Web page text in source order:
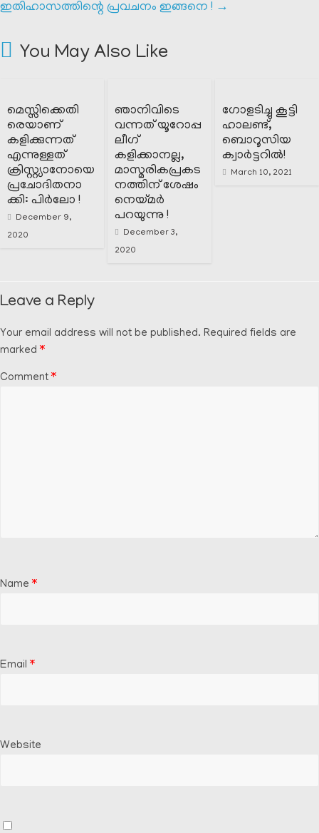
ഇതിഹാസത്തിന്റെ പ്രവചനം ഇങ്ങനെ ! →
You May Also Like
മെസ്സിക്കെതി
രെയാണ്
കളിക്കുന്നത്
എന്നുള്ളത്
ക്രിസ്റ്റ്യാനോയെ
പ്രചോദിതനാ
ക്കി: പിർലോ !
December 9,
2020
ഞാനിവിടെ
വന്നത് യൂറോപ്പ
ലീഗ്
കളിക്കാനല്ല,
മാസ്മരികപ്രകട
നത്തിന് ശേഷം
നെയ്മർ
പറയുന്നു !
December 3,
2020
ഗോളടിച്ചു കൂട്ടി
ഹാലണ്ട്,
ബൊറൂസിയ
ക്വാർട്ടറിൽ!
March 10, 2021
Leave a Reply
Your email address will not be published. Required fields are
marked *
Comment *
Name *
Email *
Website